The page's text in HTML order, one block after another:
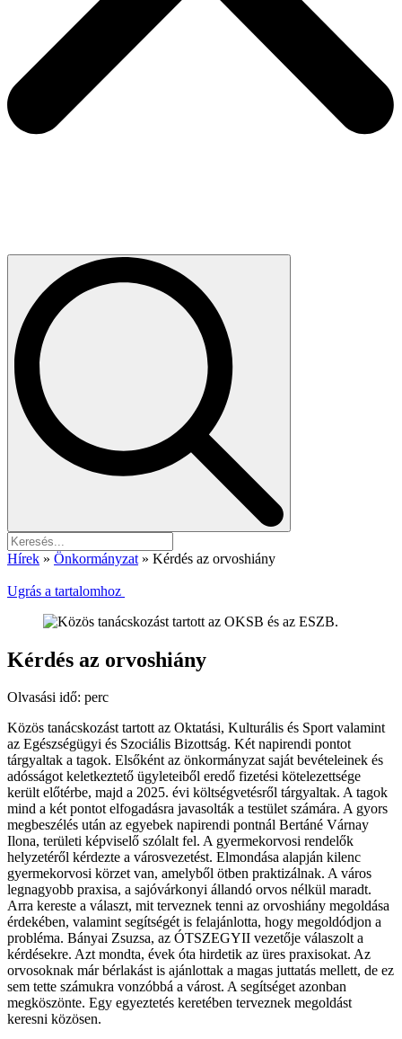
Hírek » Önkormányzat » Kérdés az orvoshiány
Ugrás a tartalomhoz
Kérdés az orvoshiány
Olvasási idő: perc
Közös tanácskozást tartott az Oktatási, Kulturális és Sport valamint
az Egészségügyi és Szociális Bizottság. Két napirendi pontot
tárgyaltak a tagok. Elsőként az önkormányzat saját bevételeinek és
adósságot keletkeztető ügyleteiből eredő fizetési kötelezettsége
került előtérbe, majd a 2025. évi költségvetésről tárgyaltak. A tagok
mind a két pontot elfogadásra javasolták a testület számára. A gyors
megbeszélés után az egyebek napirendi pontnál Bertáné Várnay
Ilona, területi képviselő szólalt fel. A gyermekorvosi rendelők
helyzetéről kérdezte a városvezetést. Elmondása alapján kilenc
gyermekorvosi körzet van, amelyből ötben praktizálnak. A város
legnagyobb praxisa, a sajóvárkonyi állandó orvos nélkül maradt.
Arra kereste a választ, mit terveznek tenni az orvoshiány megoldása
érdekében, valamint segítségét is felajánlotta, hogy megoldódjon a
probléma. Bányai Zsuzsa, az ÓTSZEGYII vezetője válaszolt a
kérdésekre. Azt mondta, évek óta hirdetik az üres praxisokat. Az
orvosoknak már bérlakást is ajánlottak a magas juttatás mellett, de ez
sem tette számukra vonzóbbá a várost. A segítséget azonban
megköszönte. Egy egyeztetés keretében terveznek megoldást
keresni közösen.